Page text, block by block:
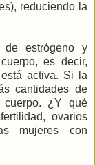
reduciendo la
de estrógeno y
es decir,
activa. Si la
cantidades de
cuerpo. ¿Y qué
ovarios
mujeres con